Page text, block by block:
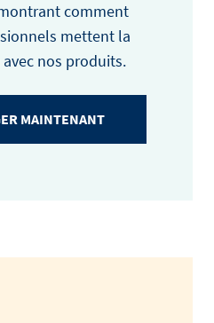
comment
mettent la
nos produits.
MAINTENANT